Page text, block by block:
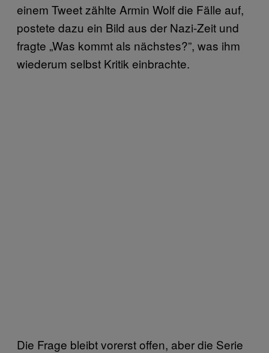
einem Tweet zählte Armin Wolf die Fälle auf,
postete dazu ein Bild aus der Nazi-Zeit und
fragte „Was kommt als nächstes?”, was ihm
wiederum selbst Kritik einbrachte.
Die Frage bleibt vorerst offen, aber die Serie